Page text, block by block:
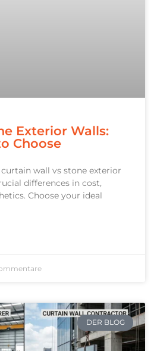
Exterior Walls:
Choose
wall vs stone exterior
differences in cost,
Choose your ideal
DER BLOG